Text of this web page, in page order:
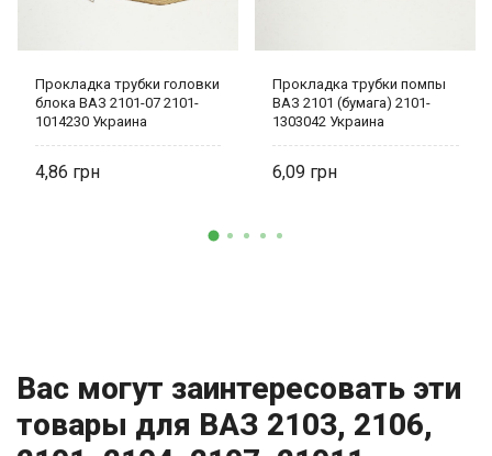
Прокладка трубки головки
блока ВАЗ 2101-07 2101-
1014230 Украина
4,86
Прокладка трубки помпы
ВАЗ 2101 (бумага) 2101-
1303042 Украина
6,09
Вас могут заинтересовать эти
товары для ВАЗ 2103, 2106,